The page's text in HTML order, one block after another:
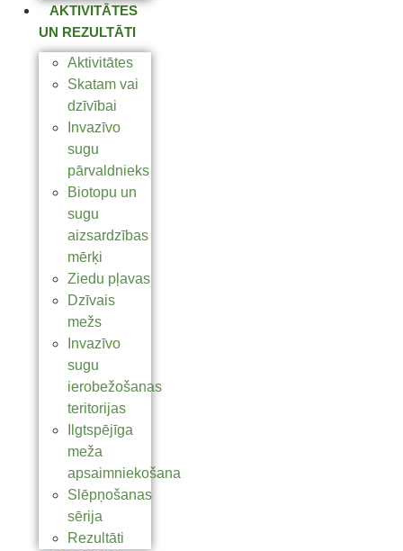
AKTIVITĀTES
UN REZULTĀTI
Aktivitātes
Skatam vai
dzīvībai
Invazīvo
sugu
pārvaldnieks
Biotopu un
sugu
aizsardzības
mērķi
Ziedu pļavas
Dzīvais
mežs
Invazīvo
sugu
ierobežošanas
teritorijas
Ilgtspējīga
meža
apsaimniekošana
Slēpņošanas
sērija
Rezultāti